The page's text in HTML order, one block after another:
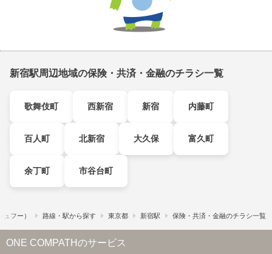
新宿駅周辺地域の保険・共済・金融のチラシ一覧
歌舞伎町 西新宿 新宿 内藤町
百人町 北新宿 大久保 富久町
余丁町 市谷台町
フー） 路線・駅から探す 東京都 新宿駅 保険・共済・金融のチラシ一覧
ONE COMPATHのサービス